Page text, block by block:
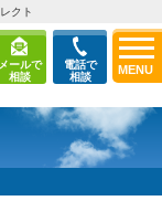
メールで
相談
電話で
相談
MENU
クト